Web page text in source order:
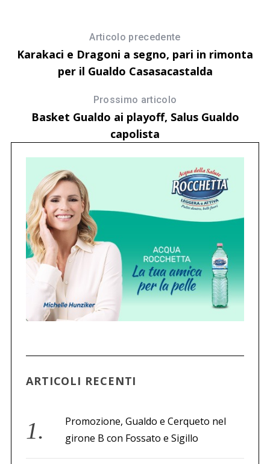
Articolo precedente
Karakaci e Dragoni a segno, pari in rimonta
per il Gualdo Casasacastalda
Prossimo articolo
Basket Gualdo ai playoff, Salus Gualdo
capolista
ARTICOLI RECENTI
Promozione, Gualdo e Cerqueto nel
girone B con Fossato e Sigillo